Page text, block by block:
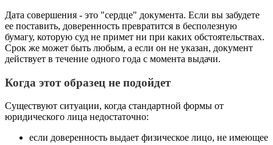
Дата совершения - это "сердце" документа. Если вы забудете
ее поставить, доверенность превратится в бесполезную
бумагу, которую суд не примет ни при каких обстоятельствах.
Срок же может быть любым, а если он не указан, документ
действует в течение одного года с момента выдачи.
Когда этот образец не подойдет
Существуют ситуации, когда стандартной формы от
юридического лица недостаточно:
если доверенность выдает физическое лицо, не имеющее